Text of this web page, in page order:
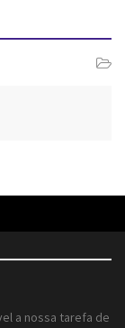
a nossa tarefa de